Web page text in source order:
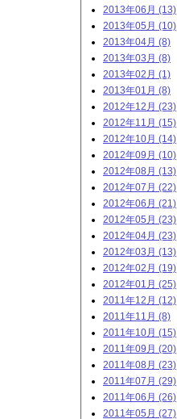
2013年06月 (13)
2013年05月 (10)
2013年04月 (8)
2013年03月 (8)
2013年02月 (1)
2013年01月 (8)
2012年12月 (23)
2012年11月 (15)
2012年10月 (14)
2012年09月 (10)
2012年08月 (13)
2012年07月 (22)
2012年06月 (21)
2012年05月 (23)
2012年04月 (23)
2012年03月 (13)
2012年02月 (19)
2012年01月 (25)
2011年12月 (12)
2011年11月 (8)
2011年10月 (15)
2011年09月 (20)
2011年08月 (23)
2011年07月 (29)
2011年06月 (26)
2011年05月 (27)